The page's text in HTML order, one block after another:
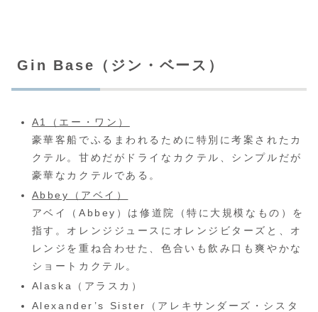
Gin Base（ジン・ベース）
A1（エー・ワン）
豪華客船でふるまわれるために特別に考案されたカ
クテル。甘めだがドライなカクテル、シンプルだが
豪華なカクテルである。
Abbey（アベイ）
アベイ（Abbey）は修道院（特に大規模なもの）を
指す。オレンジジュースにオレンジビターズと、オ
レンジを重ね合わせた、色合いも飲み口も爽やかな
ショートカクテル。
Alaska（アラスカ）
Alexander’s Sister（アレキサンダーズ・シスタ